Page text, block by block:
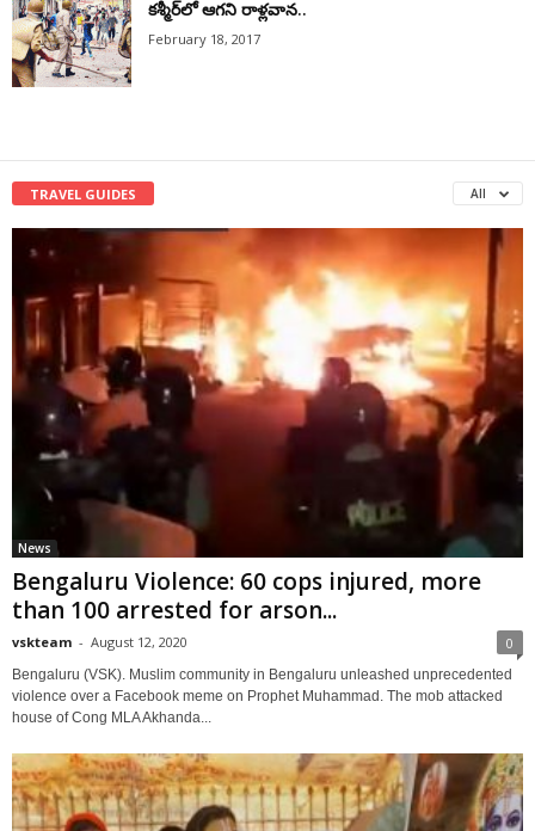
కశ్మీర్‌లో ఆగని రాళ్లవాన..
February 18, 2017
TRAVEL GUIDES All
News
Bengaluru Violence: 60 cops injured, more
than 100 arrested for arson...
vskteam - August 12, 2020 0
Bengaluru (VSK). Muslim community in Bengaluru unleashed unprecedented
violence over a Facebook meme on Prophet Muhammad. The mob attacked
house of Cong MLA Akhanda...